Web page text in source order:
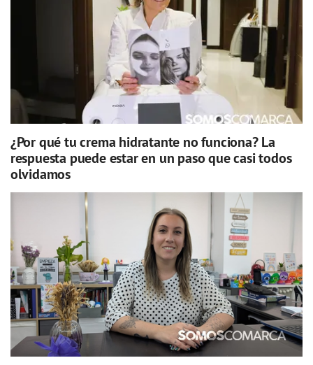
¿Por qué tu crema hidratante no funciona? La
respuesta puede estar en un paso que casi todos
olvidamos